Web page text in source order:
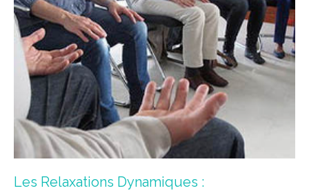
Les Relaxations Dynamiques :